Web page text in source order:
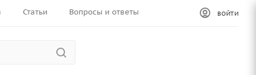
Статьи Вопросы и ответы ВОЙТИ